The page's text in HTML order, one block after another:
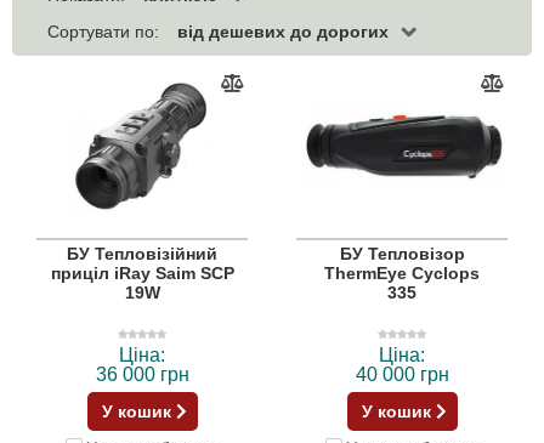
Сортувати по:
від дешевих до дорогих
БУ Тепловізійний
приціл iRay Saim SCP
19W
Ціна:
36 000 грн
У кошик
БУ Тепловізор
ThermEye Cyclops
335
Ціна:
40 000 грн
У кошик